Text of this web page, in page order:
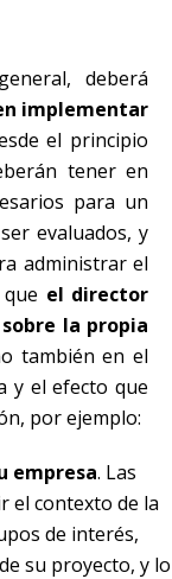
deberá
implementar
el principio
tener en
para un
evaluados, y
administrar el
el director
la propia
también en el
y el efecto que
por ejemplo:
empresa. Las
el contexto de la
de interés,
su proyecto, y lo